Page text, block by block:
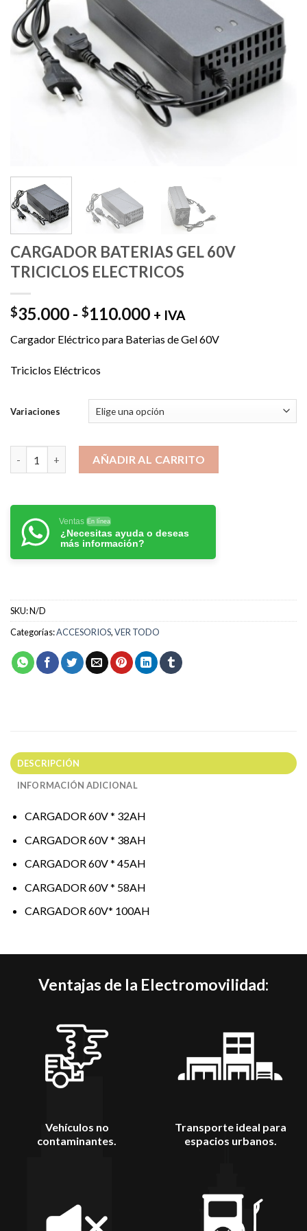
CARGADOR BATERIAS GEL 60V
TRICICLOS ELECTRICOS
$35.000 - $110.000Rango
precios:
hasta
$110.000
+ IVA
Cargador Eléctrico para Baterias de Gel 60V
Triciclos Eléctricos
Variaciones
CARGADOR BATERIAS GEL 60V TRICICLOS ELECTRICOS
AÑADIR AL CARRITO
Ventas En línea
¿Necesitas ayuda o deseas
más información?
SKU:N/D
Categorías:ACCESORIOS,VER TODO
DESCRIPCIÓN
INFORMACIÓN ADICIONAL
CARGADOR 60V * 32AH
CARGADOR 60V * 38AH
CARGADOR 60V * 45AH
CARGADOR 60V * 58AH
CARGADOR 60V* 100AH
Ventajas de la Electromovilidad:
Vehículos no
contaminantes.
Transporte ideal para
espacios urbanos.